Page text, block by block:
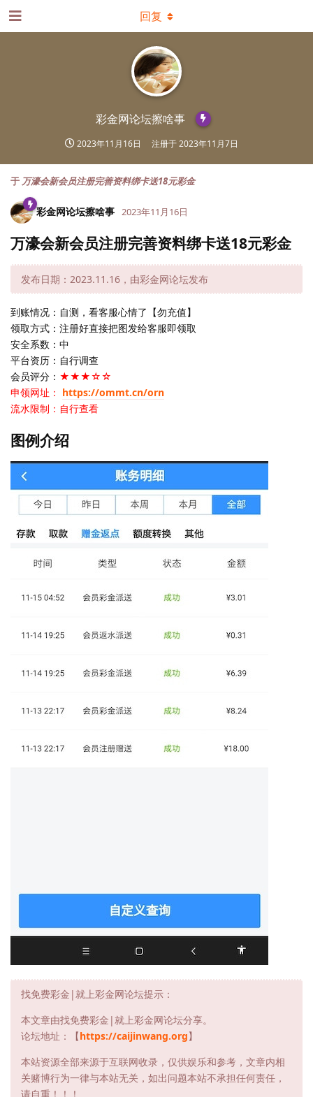
彩金网论坛擦啥事
2023年11月16日 注册于2023年11月7日
回复
于 万濠会新会员注册完善资料绑卡送18元彩金
彩金网论坛擦啥事 2023年11月16日
万濠会新会员注册完善资料绑卡送18元彩金
发布日期：2023.11.16，由彩金网论坛发布
到账情况：自测，看客服心情了【勿充值】
领取方式：注册好直接把图发给客服即领取
安全系数：中
平台资历：自行调查
会员评分： ★★★☆☆
申领网址： https://ommt.cn/orn
流水限制：自行查看
图例介绍
找免费彩金|就上彩金网论坛提示：
本文章由找免费彩金|就上彩金网论坛分享。
论坛地址：【https://caijinwang.org】
本站资源全部来源于互联网收录，仅供娱乐和参考，文章内相
关赌博行为一律与本站无关，如出问题本站不承担任何责任，
请自重！！！